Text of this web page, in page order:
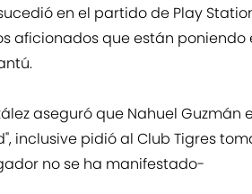
en el partido de Play
aficionados que están
aseguró que Nahuel Guzmán
inclusive pidió al Club Tigres
no se ha manifestado-